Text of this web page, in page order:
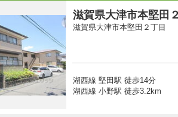
滋賀県大津市本堅田
滋賀県大津市本堅田２丁目
湖西線 堅田駅 徒歩14分
湖西線 小野駅 徒歩3.2km